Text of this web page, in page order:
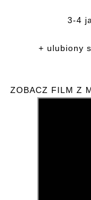
3-4
+ ulubiony
ZOBACZ FILM Z